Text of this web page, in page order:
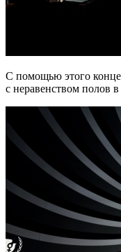
С помощью этого
с неравенством полов